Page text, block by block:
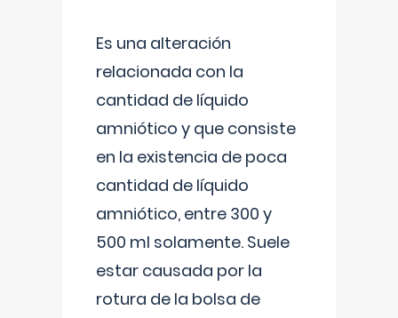
Es una alteración
relacionada con la
cantidad de líquido
amniótico y que consiste
en la existencia de poca
cantidad de líquido
amniótico, entre 300 y
500 ml solamente. Suele
estar causada por la
rotura de la bolsa de